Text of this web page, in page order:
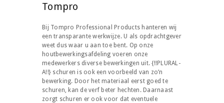
Tompro
Bij Tompro Professional Products hanteren wij
een transparante werkwijze. U als opdrachtgever
weet dus waar u aan toe bent. Op onze
houtbewerkingsafdeling voeren onze
medewerkers diverse bewerkingen uit. {!!PLURAL-
A!!} schuren is ook een voorbeeld van zo’n
bewerking. Door het materiaal eerst goed te
schuren, kan de verf beter hechten. Daarnaast
zorgt schuren er ook voor dat eventuele